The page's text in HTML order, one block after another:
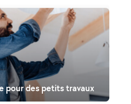
pour des petits travaux